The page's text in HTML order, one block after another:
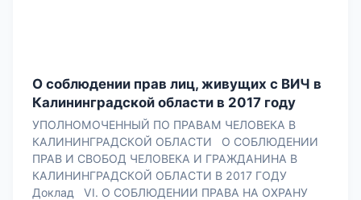
О соблюдении прав лиц, живущих с ВИЧ в
Калининградской области в 2017 году
УПОЛНОМОЧЕННЫЙ ПО ПРАВАМ ЧЕЛОВЕКА В
КАЛИНИНГРАДСКОЙ ОБЛАСТИ О СОБЛЮДЕНИИ
ПРАВ И СВОБОД ЧЕЛОВЕКА И ГРАЖДАНИНА В
КАЛИНИНГРАДСКОЙ ОБЛАСТИ В 2017 ГОДУ
Доклад VI. О СОБЛЮДЕНИИ ПРАВА НА ОХРАНУ